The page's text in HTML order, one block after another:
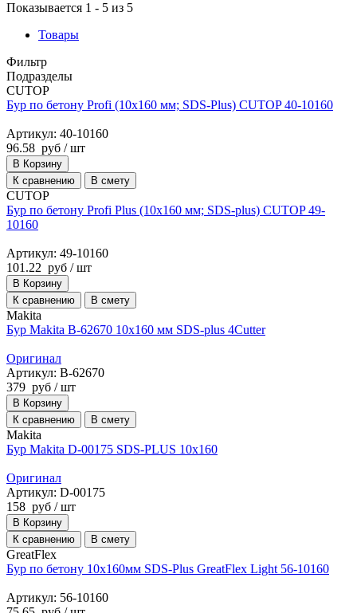
Показывается 1 - 5 из 5
Товары
Фильтр
Подразделы
CUTOP
Бур по бетону Profi (10х160 мм; SDS-Plus) CUTOP 40-10160
Артикул: 40-10160
96.58 руб / шт
В Корзину
К сравнению
В смету
CUTOP
Бур по бетону Profi Plus (10х160 мм; SDS-plus) CUTOP 49-
10160
Артикул: 49-10160
101.22 руб / шт
В Корзину
К сравнению
В смету
Makita
Бур Makita B-62670 10x160 мм SDS-plus 4Cutter
Оригинал
Артикул: B-62670
379 руб / шт
В Корзину
К сравнению
В смету
Makita
Бур Makita D-00175 SDS-PLUS 10x160
Оригинал
Артикул: D-00175
158 руб / шт
В Корзину
К сравнению
В смету
GreatFlex
Бур по бетону 10x160мм SDS-Plus GreatFlex Light 56-10160
Артикул: 56-10160